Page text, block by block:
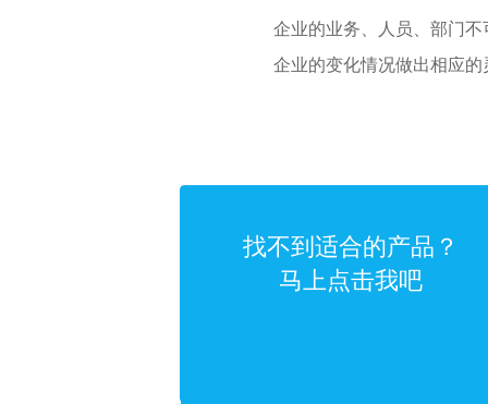
企业的业务、人员、部门
企业的变化情况做出相应
找不到适合的产品？
马上点击我吧